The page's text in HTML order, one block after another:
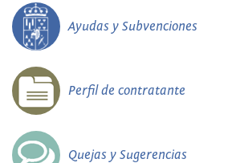
Ayudas y Subvenciones
Perfil de contratante
Quejas y Sugerencias